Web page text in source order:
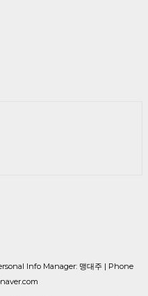
Info Manager: 맹대주 | Phone